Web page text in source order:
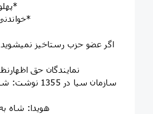
🔻*پهلوی را بشناســـــــــیم*
#خواندنی *بخش سوم: استبداد*
🔰 نمایندگان حق
🔰 هویدا: